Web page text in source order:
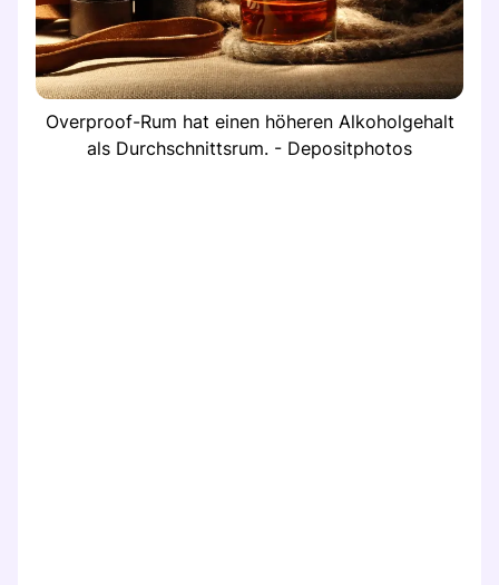
Overproof-Rum hat einen höheren Alkoholgehalt
als Durchschnittsrum. - Depositphotos